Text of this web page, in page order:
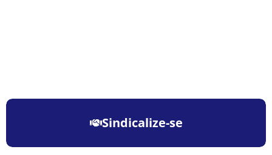
Sindicalize-se